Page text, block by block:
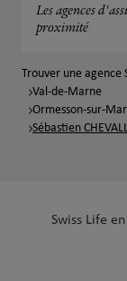
Les agences
proximité
Trouver une agence
Val-de-Marne
Ormesson-sur-
Sébastien
Swiss Life